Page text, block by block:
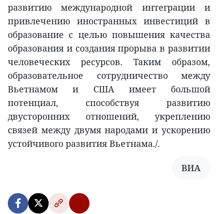
развитию международной интеграции и
привлечению иностранных инвестиций в
образование с целью повышения качества
образования и создания прорыва в развитии
человеческих ресурсов. Таким образом,
образовательное сотрудничество между
Вьетнамом и США имеет большой
потенциал, способствуя развитию
двусторонних отношений, укреплению
связей между двумя народами и ускорению
устойчивого развития Вьетнама./.
ВИА